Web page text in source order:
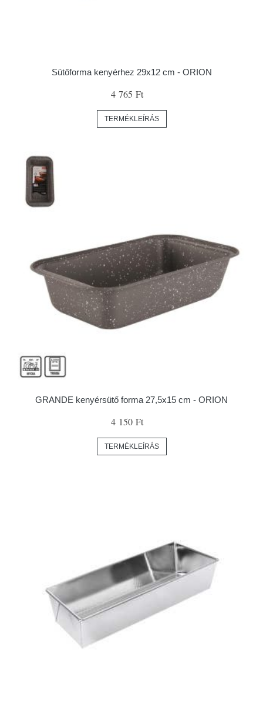
Sütőforma kenyérhez 29x12 cm - ORION
4 765 Ft
TERMÉKLEÍRÁS
GRANDE kenyérsütő forma 27,5x15 cm - ORION
4 150 Ft
TERMÉKLEÍRÁS